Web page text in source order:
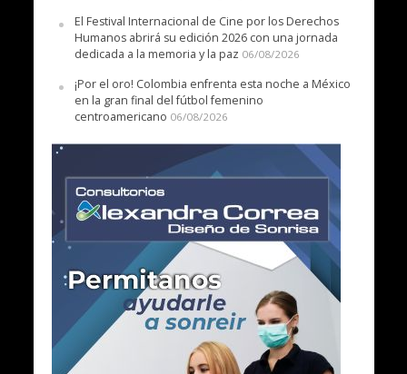
El Festival Internacional de Cine por los Derechos
Humanos abrirá su edición 2026 con una jornada
dedicada a la memoria y la paz 06/08/2026
¡Por el oro! Colombia enfrenta esta noche a México
en la gran final del fútbol femenino
centroamericano 06/08/2026